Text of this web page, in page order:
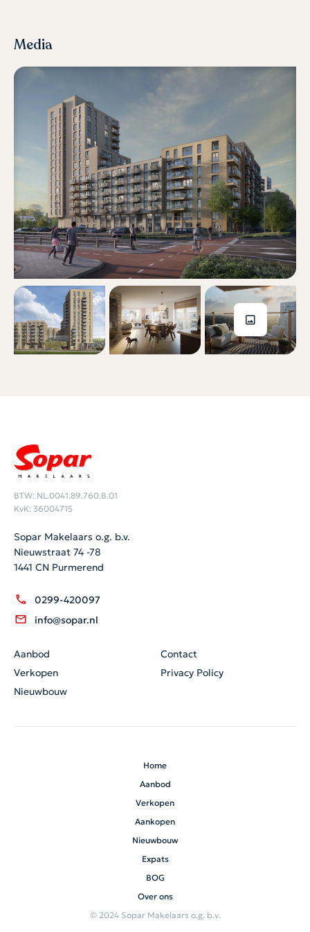
Media
BTW: NL.0041.89.760.B.01
KvK: 36004715
Sopar Makelaars o.g. b.v.
Nieuwstraat 74 -78
1441 CN Purmerend
0299-420097
info@sopar.nl
Aanbod
Verkopen
Nieuwbouw
Contact
Privacy Policy
Home
Aanbod
Verkopen
Aankopen
Nieuwbouw
Expats
BOG
Over ons
© 2024 Sopar Makelaars o.g. b.v.